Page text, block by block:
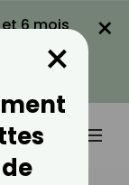
et 6 mois
×
×